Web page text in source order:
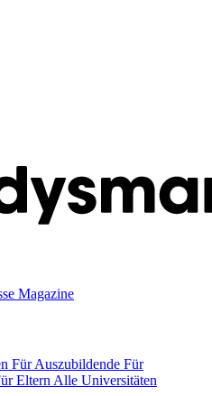
Magazine
Für Auszubildende Für
Eltern Alle Universitäten